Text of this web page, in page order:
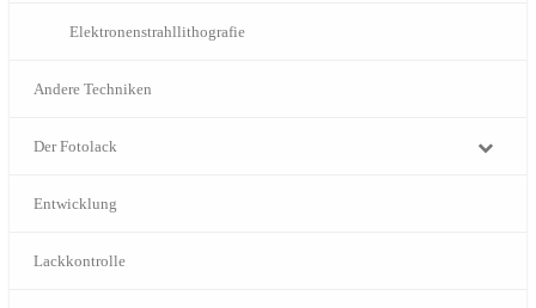
Elektronenstrahllithografie
Andere Techniken
Der Fotolack
Entwicklung
Lackkontrolle